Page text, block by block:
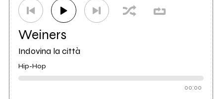
Weiners
Indovina la città
Hip-Hop
00:00